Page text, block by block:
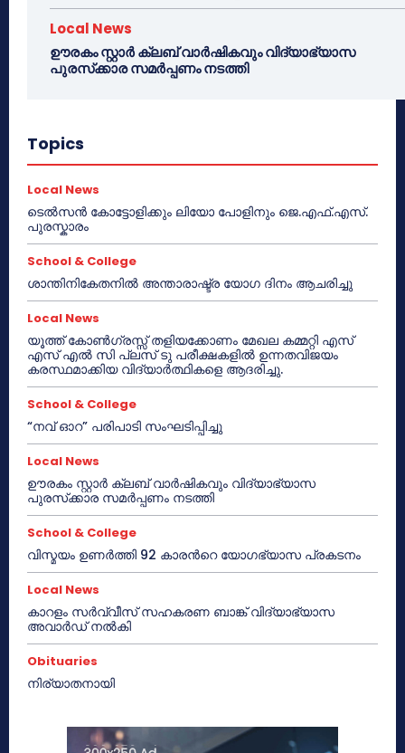
Local News
ഊരകം സ്റ്റാർ ക്ലബ് വാർഷികവും വിദ്യാഭ്യാസ
പുരസ്‌ക്കാര സമർപ്പണം നടത്തി
Topics
Local News
ടെൽസൻ കോട്ടോളിക്കും ലിയോ പോളിനും ജെ.എഫ്.എസ്.
പുരസ്കാരം
School & College
ശാന്തിനികേതനിൽ അന്താരാഷ്ട്ര യോഗ ദിനം ആചരിച്ചു
Local News
യൂത്ത് കോൺഗ്രസ്സ് തളിയക്കോണം മേഖല കമ്മറ്റി എസ്
എസ് എൽ സി പ്ലസ് ടു പരീക്ഷകളിൽ ഉന്നതവിജയം
കരസ്ഥമാക്കിയ വിദ്യാർത്ഥികളെ ആദരിച്ചു.
School & College
“നവ് ഓറ” പരിപാടി സംഘടിപ്പിച്ചു
Local News
ഊരകം സ്റ്റാർ ക്ലബ് വാർഷികവും വിദ്യാഭ്യാസ
പുരസ്‌ക്കാര സമർപ്പണം നടത്തി
School & College
വിസ്മയം ഉണർത്തി 92 കാരൻറെ യോഗഭ്യാസ പ്രകടനം
Local News
കാറളം സർവ്വീസ് സഹകരണ ബാങ്ക് വിദ്യാഭ്യാസ
അവാർഡ് നൽകി
Obituaries
നിര്യാതനായി